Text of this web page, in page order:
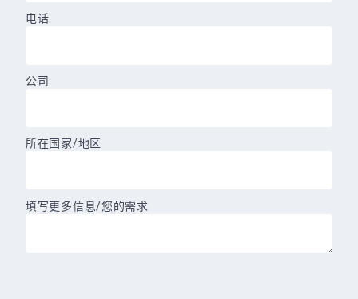
电话
公司
所在国家/地区
填写更多信息/您的需求